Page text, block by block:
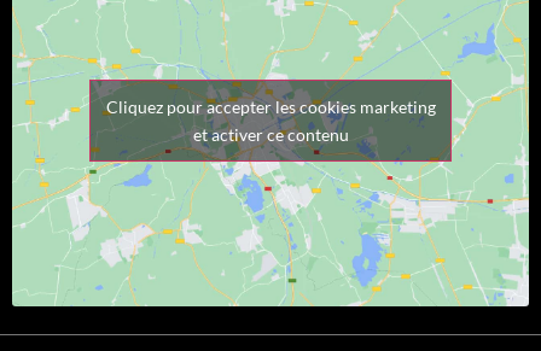
Cliquez pour accepter les cookies marketing
et activer ce contenu